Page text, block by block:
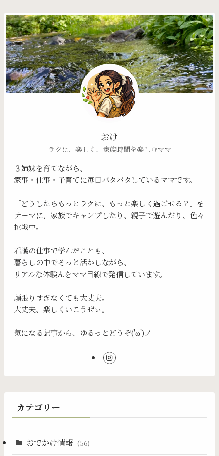
おけ
ラクに、楽しく。家族時間を楽しむママ
３姉妹を育てながら、
家事・仕事・子育てに毎日バタバタしているママです。
「どうしたらもっとラクに、もっと楽しく過ごせる？」を
テーマに、家族でキャンプしたり、親子で遊んだり、色々
挑戦中。
看護の仕事で学んだことも、
暮らしの中でそっと活かしながら、
リアルな体験んをママ目線で発信しています。
頑張りすぎなくても大丈夫。
大丈夫、楽しくいこうぜぃ。
気になる記事から、ゆるっとどうぞ('ω')ノ
カテゴリー
おでかけ情報 (56)